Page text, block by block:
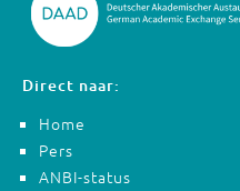
Direct naar:
Home
Pers
ANBI-status